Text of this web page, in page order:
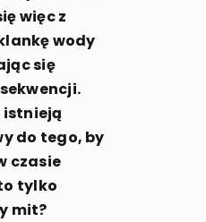
więc z
wody
się
istnieją
do tego, by
czasie
tylko
mit?